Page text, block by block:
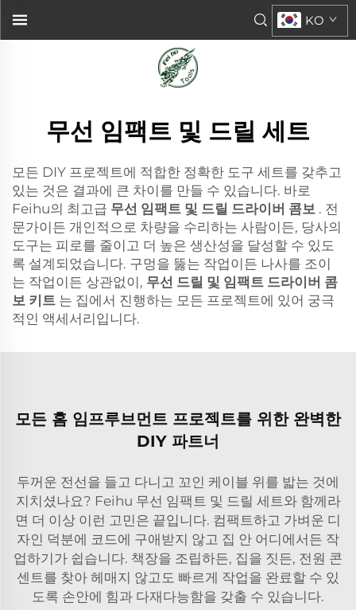
KO
무선 임팩트 및 드릴 세트
모든 DIY 프로젝트에 적합한 정확한 도구 세트를 갖추고
있는 것은 결과에 큰 차이를 만들 수 있습니다. 바로
Feihu의 최고급 무선 임팩트 및 드릴 드라이버 콤보 . 전
문가이든 개인적으로 차량을 수리하는 사람이든, 당사의
도구는 피로를 줄이고 더 높은 생산성을 달성할 수 있도
록 설계되었습니다. 구멍을 뚫는 작업이든 나사를 조이
는 작업이든 상관없이, 무선 드릴 및 임팩트 드라이버 콤
보 키트 는 집에서 진행하는 모든 프로젝트에 있어 궁극
적인 액세서리입니다.
모든 홈 임프루브먼트 프로젝트를 위한 완벽한
DIY 파트너
두꺼운 전선을 들고 다니고 꼬인 케이블 위를 밟는 것에
지치셨나요? Feihu 무선 임팩트 및 드릴 세트와 함께라
면 더 이상 이런 고민은 끝입니다. 컴팩트하고 가벼운 디
자인 덕분에 코드에 구애받지 않고 집 안 어디에서든 작
업하기가 쉽습니다. 책장을 조립하든, 집을 짓든, 전원 콘
센트를 찾아 헤매지 않고도 빠르게 작업을 완료할 수 있
도록 손안에 힘과 다재다능함을 갖출 수 있습니다.